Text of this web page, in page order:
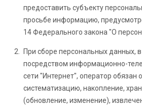
предоставить субъекту
просьбе информацию,
14 Федерального закона "О
При сборе персональных данных,
посредством информационно-
сети "Интернет", оператор обязан
систематизацию, накопление,
(обновление, изменение),